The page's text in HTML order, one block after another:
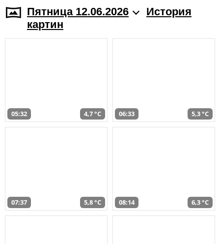
Пятница 12.06.2026
История
картин
05:32 4,7 °C 06:33 5,3 °C
07:37 5,8 °C 08:14 6,3 °C